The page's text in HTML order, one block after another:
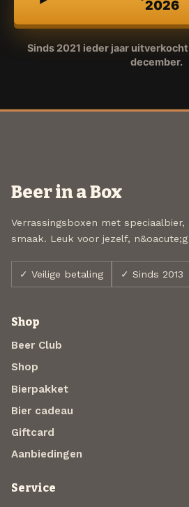
2026
Sinds 2021 ieder jaar
december.
Beer in a Box
Verrassingsboxen met
smaak. Leuk voor jezelf,
✓ Veilige betaling ✓ Sinds 2013
Shop
Beer Club
Shop
Bierpakket
Bier cadeau
Giftcard
Aanbiedingen
Service